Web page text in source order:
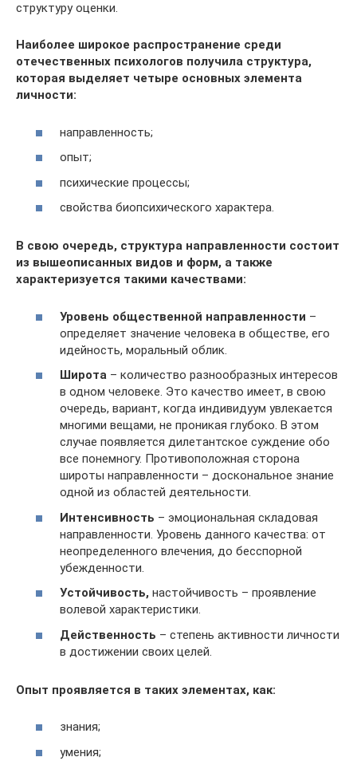
структуру оценки.
Наиболее широкое распространение среди
отечественных психологов получила структура,
которая выделяет четыре основных элемента
личности:
направленность;
опыт;
психические процессы;
свойства биопсихического характера.
В свою очередь, структура направленности состоит
из вышеописанных видов и форм, а также
характеризуется такими качествами:
Уровень общественной направленности –
определяет значение человека в обществе, его
идейность, моральный облик.
Широта – количество разнообразных интересов
в одном человеке. Это качество имеет, в свою
очередь, вариант, когда индивидуум увлекается
многими вещами, не проникая глубоко. В этом
случае появляется дилетантское суждение обо
все понемногу. Противоположная сторона
широты направленности – доскональное знание
одной из областей деятельности.
Интенсивность – эмоциональная складовая
направленности. Уровень данного качества: от
неопределенного влечения, до бесспорной
убежденности.
Устойчивость, настойчивость – проявление
волевой характеристики.
Действенность – степень активности личности
в достижении своих целей.
Опыт проявляется в таких элементах, как:
знания;
умения;